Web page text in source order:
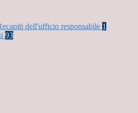
dell'ufficio responsabile 1
93